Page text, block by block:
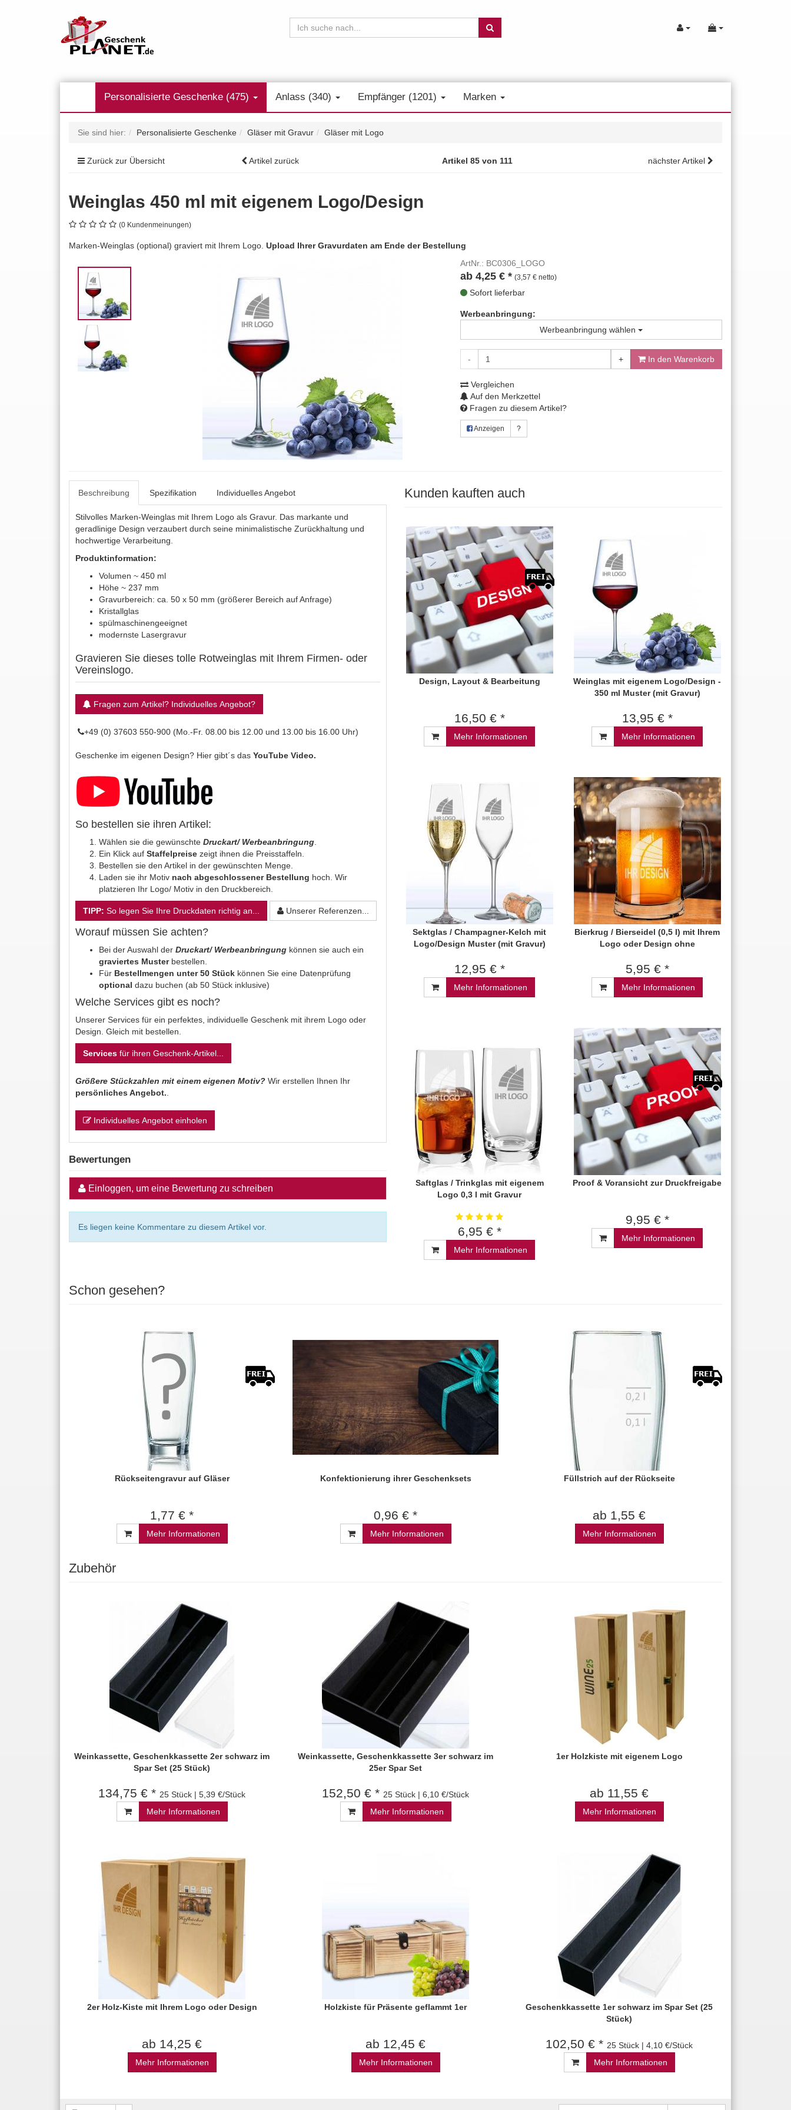
Personalisierte Geschenke (475) Anlass (340) Empfänger (1201) Marken
Sie sind hier: Personalisierte Geschenke Gläser mit Gravur Gläser mit Logo
Zurück zur Übersicht Artikel zurück Artikel 85 von 111 nächster Artikel
Weinglas 450 ml mit eigenem Logo/Design
(0 Kundenmeinungen)
Marken-Weinglas (optional) graviert mit Ihrem Logo. Upload Ihrer Gravurdaten am Ende der Bestellung
ArtNr.: BC0306_LOGO
ab 4,25 € * (3,57 € netto)
Sofort lieferbar
Werbeanbringung:
Werbeanbringung wählen
- + In den Warenkorb
Vergleichen
Auf den Merkzettel
Fragen zu diesem Artikel?
Anzeigen ?
Beschreibung Spezifikation Individuelles Angebot
Stilvolles Marken-Weinglas mit Ihrem Logo als Gravur. Das markante und
geradlinige Design verzaubert durch seine minimalistische Zurückhaltung und
hochwertige Verarbeitung.
Produktinformation:
Volumen ~ 450 ml
Höhe ~ 237 mm
Gravurbereich: ca. 50 x 50 mm (größerer Bereich auf Anfrage)
Kristallglas
spülmaschinengeeignet
modernste Lasergravur
Gravieren Sie dieses tolle Rotweinglas mit Ihrem Firmen- oder
Vereinslogo.
Fragen zum Artikel? Individuelles Angebot?
+49 (0) 37603 550-900 (Mo.-Fr. 08.00 bis 12.00 und 13.00 bis 16.00 Uhr)
Geschenke im eigenen Design? Hier gibt´s das YouTube Video.
So bestellen sie ihren Artikel:
Wählen sie die gewünschte Druckart/ Werbeanbringung
Ein Klick auf Staffelpreise zeigt ihnen die Preisstaffeln.
Bestellen sie den Artikel in der gewünschten Menge.
Laden sie ihr Motiv nach abgeschlossener Bestellung hoch. Wir
platzieren Ihr Logo/ Motiv in den Druckbereich.
TIPP: So legen Sie Ihre Druckdaten richtig an... Unserer Referenzen...
Worauf müssen Sie achten?
Bei der Auswahl der Druckart/ Werbeanbringung können sie auch ein
graviertes Musterbestellen.
Für Bestellmengen unter 50 Stück können Sie eine Datenprüfung
optional dazu buchen (ab 50 Stück inklusive)
Welche Services gibt es noch?
Unserer Services für ein perfektes, individuelle Geschenk mit ihrem Logo oder
Design. Gleich mit bestellen.
Services für ihren Geschenk-Artikel...
Größere Stückzahlen mit einem eigenen Motiv? Wir erstellen Ihnen Ihr
persönliches Angebot.
Individuelles Angebot einholen
Bewertungen
Einloggen, um eine Bewertung zu schreiben
Es liegen keine Kommentare zu diesem Artikel vor.
Kunden kauften auch
Design, Layout & Bearbeitung
16,50 € *
Mehr Informationen
Weinglas mit eigenem Logo/Design -
350 ml Muster (mit Gravur)
13,95 € *
Mehr Informationen
Sektglas / Champagner-Kelch mit
Logo/Design Muster (mit Gravur)
12,95 € *
Mehr Informationen
Bierkrug / Bierseidel (0,5 l) mit Ihrem
Logo oder Design ohne
5,95 € *
Mehr Informationen
Saftglas / Trinkglas mit eigenem
Logo 0,3 l mit Gravur
6,95 € *
Mehr Informationen
Proof & Voransicht zur Druckfreigabe
9,95 € *
Mehr Informationen
Schon gesehen?
Rückseitengravur auf Gläser
1,77 € *
Mehr Informationen
Konfektionierung ihrer Geschenksets
0,96 € *
Mehr Informationen
Füllstrich auf der Rückseite
ab 1,55 €
Mehr Informationen
Zubehör
Weinkassette, Geschenkkassette 2er schwarz im
Spar Set (25 Stück)
134,75 € * 25 Stück | 5,39 €/Stück
Mehr Informationen
Weinkassette, Geschenkkassette 3er schwarz im
25er Spar Set
152,50 € * 25 Stück | 6,10 €/Stück
Mehr Informationen
1er Holzkiste mit eigenem Logo
ab 11,55 €
Mehr Informationen
2er Holz-Kiste mit Ihrem Logo oder Design
ab 14,25 €
Mehr Informationen
Holzkiste für Präsente geflammt 1er
ab 12,45 €
Mehr Informationen
Geschenkkassette 1er schwarz im Spar Set (25
Stück)
102,50 € * 25 Stück | 4,10 €/Stück
Mehr Informationen